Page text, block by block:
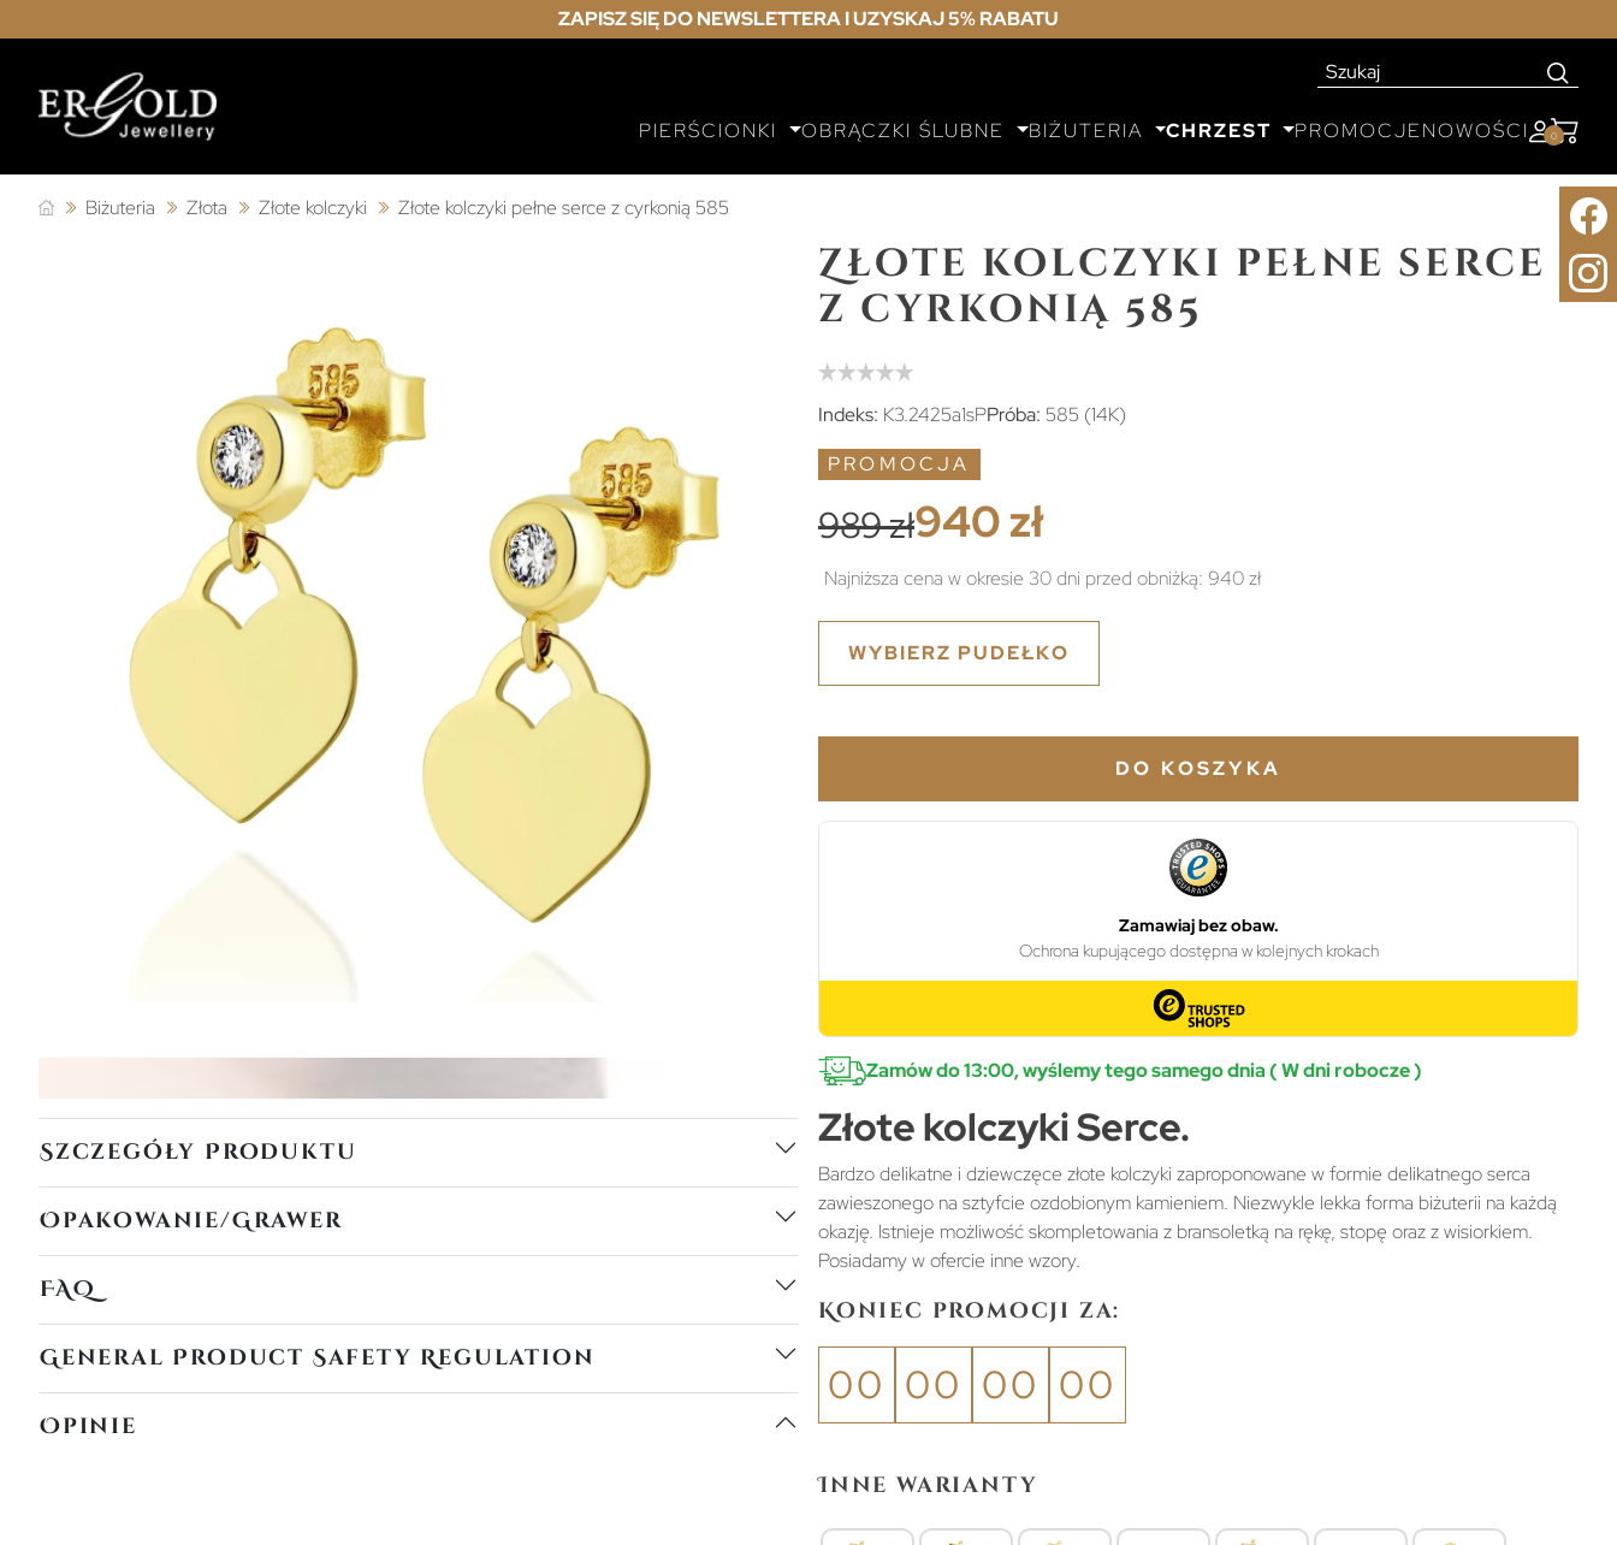
ZAPISZ SIĘ DO NEWSLETTERA I UZYSKAJ 5% RABATU
PIERŚCIONKI OBRĄCZKI ŚLUBNE BIŻUTERIA CHRZEST PROMOCJENOWOŚCI 0
Biżuteria Złota Złote kolczyki Złote kolczyki pełne serce z cyrkonią 585
Szczegóły Produktu
Opakowanie/Grawer
FAQ
General Product Safety Regulation
Opinie
Złote kolczyki pełne serce
z cyrkonią 585
Indeks: K3.2425a1sPPróba: 585 (14K)
PROMOCJA
989 zł940 zł
Najniższa cena w okresie 30 dni przed obniżką: 940 zł
WYBIERZ PUDEŁKO
DO KOSZYKA
Zamów do 13:00, wyślemy tego samego dnia ( W dni robocze )
Złote kolczyki Serce.
Bardzo delikatne i dziewczęce złote kolczyki zaproponowane w formie delikatnego serca
zawieszonego na sztyfcie ozdobionym kamieniem. Niezwykle lekka forma biżuterii na każdą
okazję. Istnieje możliwość skompletowania z bransoletką na rękę, stopę oraz z wisiorkiem.
Posiadamy w ofercie inne wzory.
Koniec promocji za:
00 00 00 00
Inne warianty